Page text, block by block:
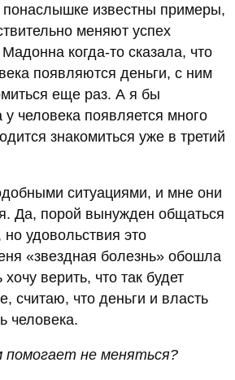
известны примеры,
меняют успех
когда-то сказала, что
появляются деньги, с ним
еще раз. А я бы
человека появляется много
знакомиться уже в третий
ситуациями, и мне они
Да, порой вынужден общаться
удовольствия это
«звездная болезнь» обошла
верить, что так будет
считаю, что деньги и власть
человека.
не меняться?